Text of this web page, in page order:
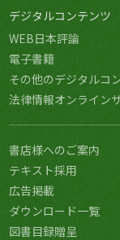
デジタルコンテンツ
WEB日本評論
電子書籍
その他のデジタルコ
法律情報オンライン
書店様へのご案内
テキスト採用
広告掲載
ダウンロード一覧
図書目録贈呈